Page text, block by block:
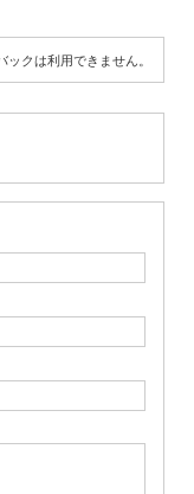
ックは利用できません。